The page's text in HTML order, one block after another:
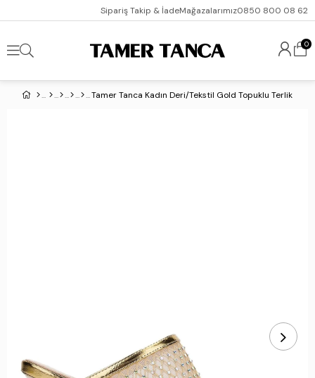
Sipariş Takip & İadeMağazalarımız0850 800 08 62
0
Tamer Tanca Kadın Deri/Tekstil Gold Topuklu Terlik